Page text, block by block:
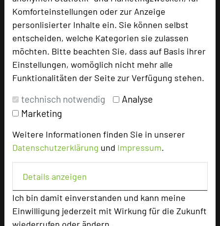
Komforteinstellungen oder zur Anzeige
personlisierter Inhalte ein. Sie können selbst
entscheiden, welche Kategorien sie zulassen
möchten. Bitte beachten Sie, dass auf Basis ihrer
Einstellungen, womöglich nicht mehr alle
Funktionalitäten der Seite zur Verfügung stehen.
technisch notwendig
Analyse
Marketing
Weitere Informationen finden Sie in unserer
Datenschutzerklärung und Impressum.
Details anzeigen
Ich bin damit einverstanden und kann meine
Einwilligung jederzeit mit Wirkung für die Zukunft
wiederrufen oder ändern.
Hotel Speicher am Ziegelsee Schwerin
Speicherstraße 11
19055 Schwerin
phone +49 385 5003-0
mail Email
language Homepage
zur Tagungsanfrage hinzufügen
Tagungsplaner
Tagungsleiter